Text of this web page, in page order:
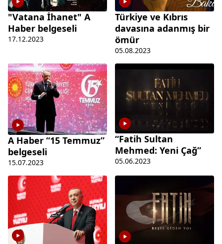
"Vatana İhanet" A
Haber belgeseli
17.12.2023
Türkiye ve Kıbrıs
davasına adanmış bir
ömür
05.08.2023
A Haber “15 Temmuz”
belgeseli
15.07.2023
“Fatih Sultan
Mehmed: Yeni Çağ”
05.06.2023